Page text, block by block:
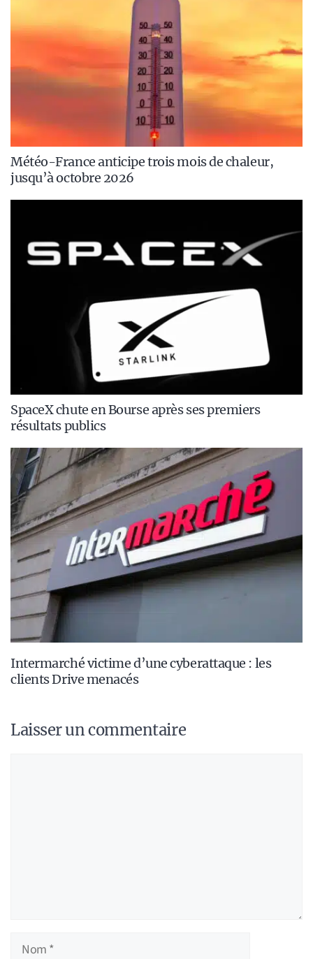
Météo-France anticipe trois mois de chaleur,
jusqu’à octobre 2026
SpaceX chute en Bourse après ses premiers
résultats publics
Intermarché victime d’une cyberattaque : les
clients Drive menacés
Laisser un commentaire
Nom